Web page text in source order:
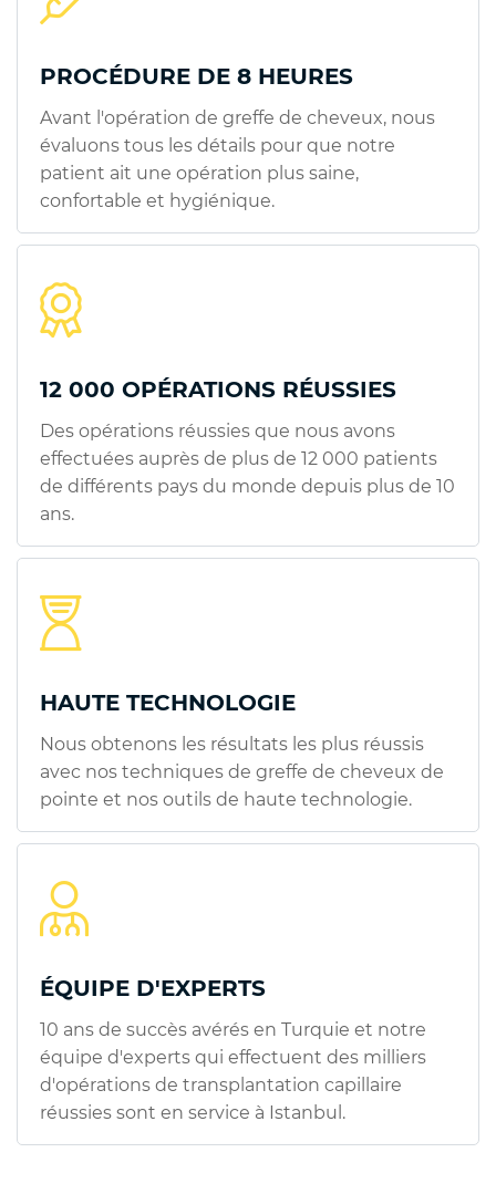
PROCÉDURE DE 8 HEURES
Avant l'opération de greffe de cheveux, nous
évaluons tous les détails pour que notre
patient ait une opération plus saine,
confortable et hygiénique.
12 000 OPÉRATIONS RÉUSSIES
Des opérations réussies que nous avons
effectuées auprès de plus de 12 000 patients
de différents pays du monde depuis plus de 10
ans.
HAUTE TECHNOLOGIE
Nous obtenons les résultats les plus réussis
avec nos techniques de greffe de cheveux de
pointe et nos outils de haute technologie.
ÉQUIPE D'EXPERTS
10 ans de succès avérés en Turquie et notre
équipe d'experts qui effectuent des milliers
d'opérations de transplantation capillaire
réussies sont en service à Istanbul.